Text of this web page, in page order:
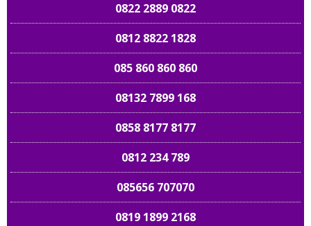
0822 2889 0822
0812 8822 1828
085 860 860 860
08132 7899 168
0858 8177 8177
0812 234 789
085656 707070
0819 1899 2168